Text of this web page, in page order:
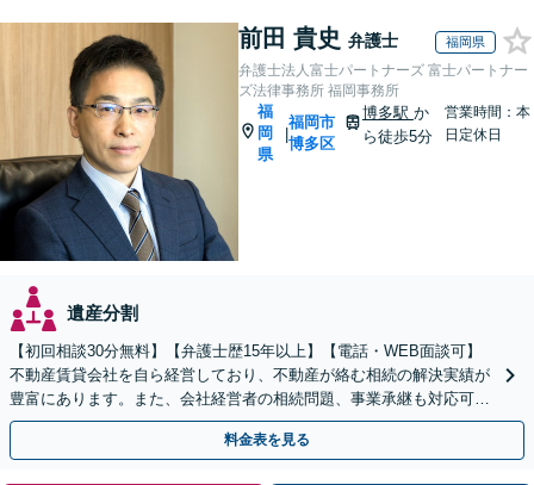
前田 貴史 弁護士 福岡県
弁護士法人富士パートナーズ 富士パートナー
ズ法律事務所 福岡事務所
福
岡
県
|
福岡市
博多区
博多駅 か
ら徒歩5分
営業時間：本
日定休日
遺産分割
【初回相談30分無料】【弁護士歴15年以上】【電話・WEB面談可】
不動産賃貸会社を自ら経営しており、不動産が絡む相続の解決実績が
豊富にあります。また、会社経営者の相続問題、事業承継も対応可能
です。有利な結果が得られるよう尽力いたします。
料金表を見る